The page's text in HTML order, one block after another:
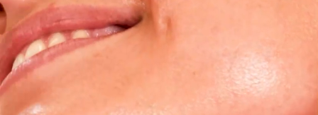
Meus endereços
As minhas subscrições
FAQ™ Pure Beauty-Tech Elixir
Français
Italiano
Polski
Svenska
Türkçe
繁體中文